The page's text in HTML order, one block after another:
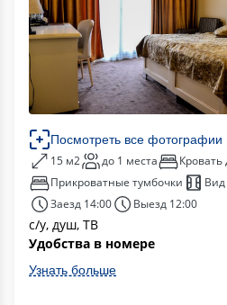
Посмотреть все фотографии
15 м2 до 1 места
Кровать
Прикроватные тумбочки
Вид
Заезд 14:00
Выезд 12:00
с/у, душ, ТВ
Удобства в номере
Узнать больше